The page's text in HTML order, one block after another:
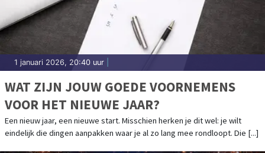
1 januari 2026, 20:40 uur
WAT ZIJN JOUW GOEDE VOORNEMENS
VOOR HET NIEUWE JAAR?
Een nieuw jaar, een nieuwe start. Misschien herken je dit wel: je wilt
eindelijk die dingen aanpakken waar je al zo lang mee rondloopt. Die [...]